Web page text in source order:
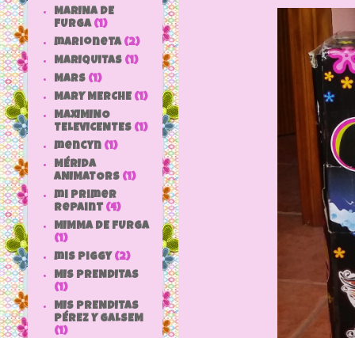
MARINA DE
FURGA (1)
marioneta (2)
MARIQUITAS (1)
MARS (1)
MARY MERCHE (1)
MAXIMINO
TELEVICENTES (1)
mencyn (1)
MÉRIDA
ANIMATORS (1)
mi primer
repaint (4)
MIMMA DE FURGA
(1)
mis piggy (2)
MIS PRENDITAS
(1)
MIS PRENDITAS
PÉREZ Y GALSEM
(1)